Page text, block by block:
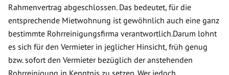
Rahmenvertrag abgeschlossen. Das bedeutet, für die
entsprechende Mietwohnung ist gewöhnlich auch eine ganz
bestimmte Rohrreinigungsfirma verantwortlich.Darum lohnt
es sich für den Vermieter in jeglicher Hinsicht, früh genug
bzw. sofort den Vermieter bezüglich der anstehenden